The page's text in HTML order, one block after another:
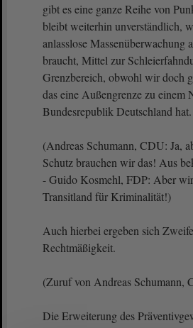
gibt es eine ganze Reihe von
bleibt weiterhin unverständlich,
anlasslose Massenüberwachung
braucht, Mittel zur
Grenzbereich, obwohl wir doch
das eine Außengrenze zu einem
Bundesrepublik Deutschland hat.
(Andreas Schumann, CDU: Ja,
Schutz brauchen wir das! Aus
- Guido Kosmehl, FDP: Aber
Transitland für Kriminalität!)
Auch hierbei ergeben sich
Rechtmäßigkeit.
(Zuruf von Andreas Schumann,
Die Erweiterung des